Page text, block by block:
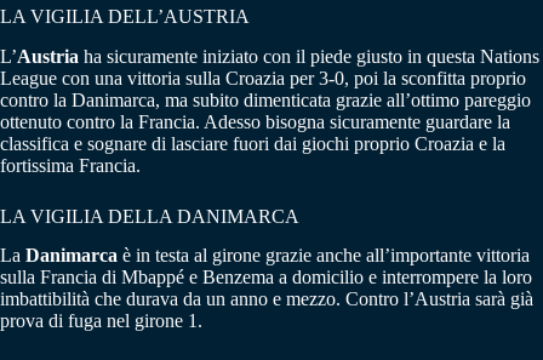
LA VIGILIA DELL’AUSTRIA
L’Austria ha sicuramente iniziato con il piede giusto in questa Nations
League con una vittoria sulla Croazia per 3-0, poi la sconfitta proprio
contro la Danimarca, ma subito dimenticata grazie all’ottimo pareggio
ottenuto contro la Francia. Adesso bisogna sicuramente guardare la
classifica e sognare di lasciare fuori dai giochi proprio Croazia e la
fortissima Francia.
LA VIGILIA DELLA DANIMARCA
La Danimarca è in testa al girone grazie anche all’importante vittoria
sulla Francia di Mbappé e Benzema a domicilio e interrompere la loro
imbattibilità che durava da un anno e mezzo. Contro l’Austria sarà già
prova di fuga nel girone 1.